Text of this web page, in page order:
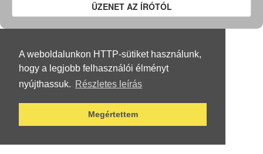
A weboldalunkon HTTP-sütiket használunk,
hogy a legjobb felhasználói élményt
nyújthassuk. Részletes leírás
Megértettem
ÜZENET AZ ÍRÓTÓL